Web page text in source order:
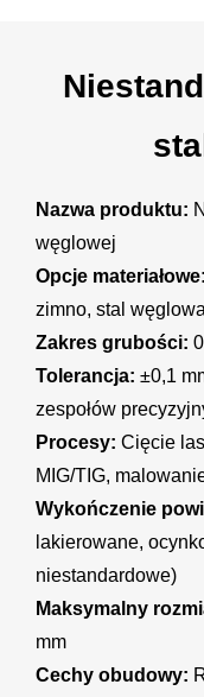
Nazwa produktu:
węglowej
Opcje materiałowe:
zimno, stal
Zakres grubości:
Tolerancja: ±0,1
zespołów
Procesy: Cięcie
MIG/TIG,
Wykończenie
lakierowane,
niestandardowe)
Maksymalny
mm
Cechy obudowy: